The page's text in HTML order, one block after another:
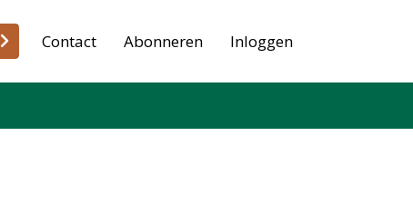
Contact Abonneren Inloggen